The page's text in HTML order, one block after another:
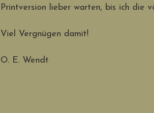
Printversion lieber warten, bis ich die
Viel Vergnügen damit!
O. E. Wendt